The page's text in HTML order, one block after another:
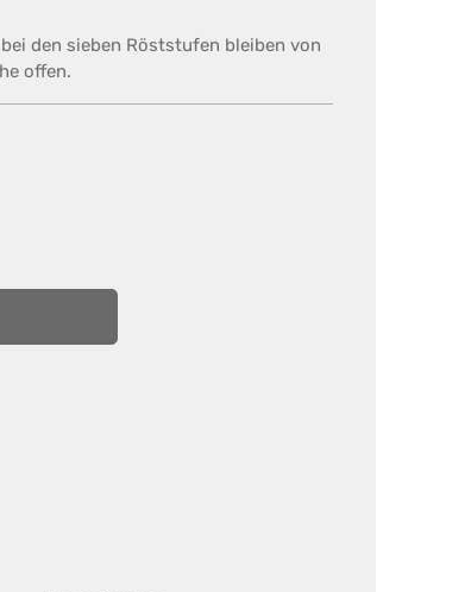
den sieben Röststufen bleiben von
offen.
gewünschten Wert ein oder